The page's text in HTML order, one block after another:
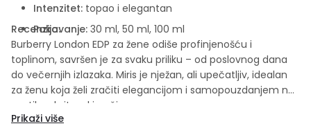
Intenzitet: topao i elegantan
Pakovanje: 30 ml, 50 ml, 100 ml
Recenzija:
Burberry London EDP za žene odiše profinjenošću i
toplinom, savršen je za svaku priliku – od poslovnog dana
do večernjih izlazaka. Miris je nježan, ali upečatljiv, idealan
za ženu koja želi zračiti elegancijom i samopouzdanjem na
suptilan, britanski način.
Prikaži više